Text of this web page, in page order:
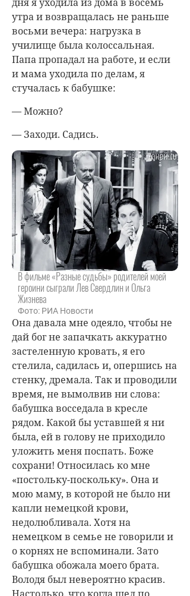
утра и возвращалась не раньше
восьми вечера: нагрузка в
училище была колоссальная.
Папа пропадал на работе, и если
и мама уходила по делам, я
стучалась к бабушке:
— Можно?
— Заходи. Садись.
В фильме «Разные судьбы» родителей моей
героини сыграли Лев Свердлин и Ольга
Жизнева
Фото: РИА Новости
Она давала мне одеяло, чтобы не
дай бог не запачкать аккуратно
застеленную кровать, я его
стелила, садилась и, опершись на
стенку, дремала. Так и проводили
время, не вымолвив ни слова:
бабушка восседала в кресле
рядом. Какой бы уставшей я ни
была, ей в голову не приходило
уложить меня поспать. Боже
сохрани! Относилась ко мне
«постольку-поскольку». Она и
мою маму, в которой не было ни
капли немецкой крови,
недолюбливала. Хотя на
немецком в семье не говорили и
о корнях не вспоминали. Зато
бабушка обожала моего брата.
Володя был невероятно красив.